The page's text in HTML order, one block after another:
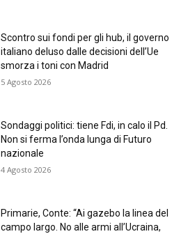
Scontro sui fondi per gli hub, il governo
italiano deluso dalle decisioni dell’Ue
smorza i toni con Madrid
5 Agosto 2026
Sondaggi politici: tiene Fdi, in calo il Pd.
Non si ferma l’onda lunga di Futuro
nazionale
4 Agosto 2026
Primarie, Conte: “Ai gazebo la linea del
campo largo. No alle armi all’Ucraina,